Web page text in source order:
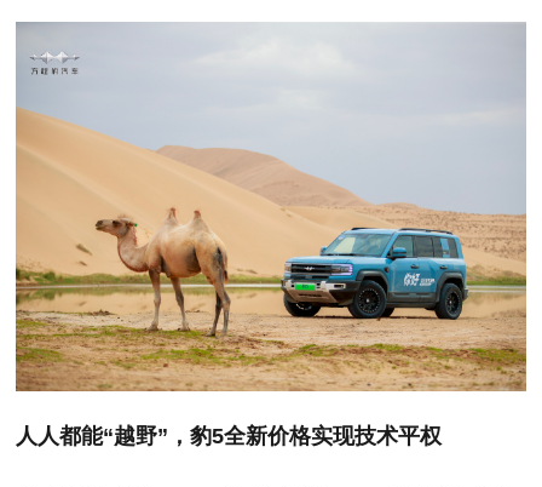
人人都能“越野”，豹5全新价格实现技术平权